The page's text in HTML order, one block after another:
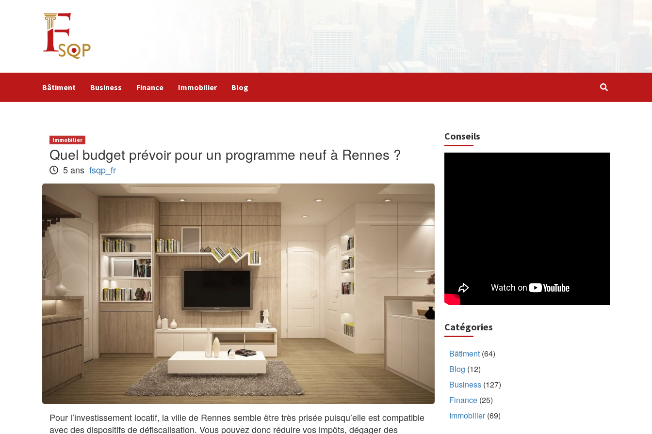
Bâtiment Business Finance Immobilier Blog
Immobilier
Quel budget prévoir pour un programme neuf à Rennes ?
5 ans fsqp_fr
Pour l’investissement locatif, la ville de Rennes semble être très prisée puisqu’elle est compatible
avec des dispositifs de défiscalisation. Vous pouvez donc réduire vos impôts, dégager des
Conseils
Catégories
Bâtiment (64)
Blog (12)
Business (127)
Finance (25)
Immobilier(69)